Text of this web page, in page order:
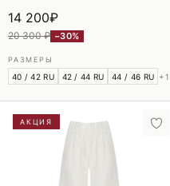
14 200₽
20 300 ₽ −30%
РАЗМЕРЫ
40 / 42 RU 42 / 44 RU 44 / 46 RU +1
АКЦИЯ